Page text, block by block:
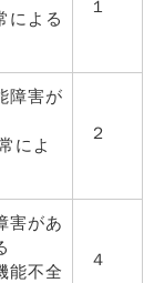
による
１
障害が
によ
２
害があ
能不全
４